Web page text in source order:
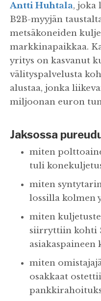
Antti Huhtala, joka
B2B-myyjän
metsäkoneiden
markkinapaikkaa.
yritys on kasvanut
välityspalvelusta
alustaa, jonka
miljoonan euron
Jaksossa
miten
tuli
miten
lossilla kolmen
miten
siirryttiin kohti
asiakaspaineen
miten
osakkaat